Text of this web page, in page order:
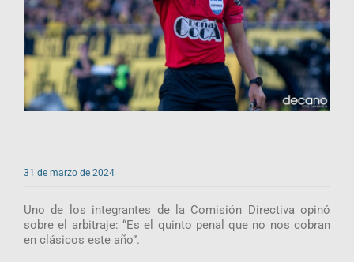
31 de marzo de 2024
Uno de los integrantes de la Comisión Directiva opinó
sobre el arbitraje: “Es el quinto penal que no nos cobran
en clásicos este año”.